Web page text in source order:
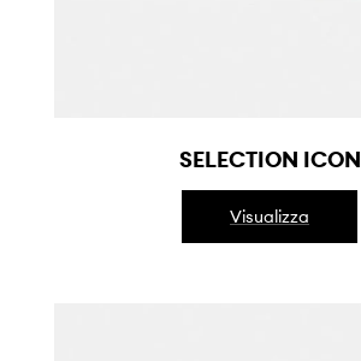
SELECTION ICON
Visualizza